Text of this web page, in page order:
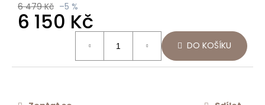
6 479 Kč –5 %
6 150 Kč
DO KOŠÍKU
p
č